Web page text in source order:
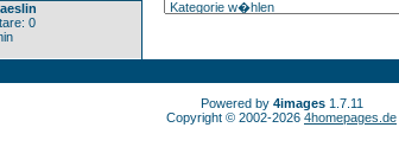
0
Powered by 4images1.7.11
Copyright © 2002-2026 4homepages.de